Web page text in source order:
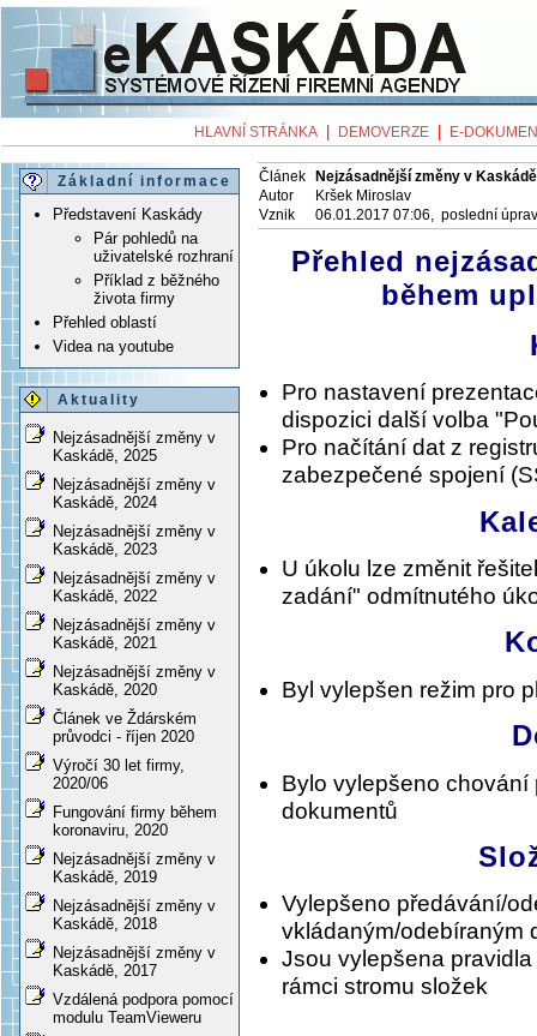
HLAVNÍ STRÁNKA DEMOVERZE E-
Základní informace
Představení Kaskády
Pár pohledů na
uživatelské rozhraní
Příklad z běžného
života firmy
Přehled oblastí
Videa na youtube
Aktuality
Nejzásadnější změny v
Kaskádě, 2025
Nejzásadnější změny v
Kaskádě, 2024
Nejzásadnější změny v
Kaskádě, 2023
Nejzásadnější změny v
Kaskádě, 2022
Nejzásadnější změny v
Kaskádě, 2021
Nejzásadnější změny v
Kaskádě, 2020
Článek ve Ždárském
průvodci - říjen 2020
Výročí 30 let firmy,
2020/06
Fungování firmy během
koronaviru, 2020
Nejzásadnější změny v
Kaskádě, 2019
Nejzásadnější změny v
Kaskádě, 2018
Nejzásadnější změny v
Kaskádě, 2017
Vzdálená podpora pomocí
modulu TeamVieweru
Článek
Nejzásadnější změny v
Autor
Kršek Miroslav
Vznik
06.01.2017 07:06, poslední
Přehled
během
Pro nastavení
dispozici další volba
Pro načítání dat z
zabezpečené spojení
U úkolu lze změnit
zadání" odmítnutého
Byl vylepšen režim pro
Bylo vylepšeno
dokumentů
Vylepšeno předávání/
vkládaným/odebíraným
Jsou vylepšena
rámci stromu složek